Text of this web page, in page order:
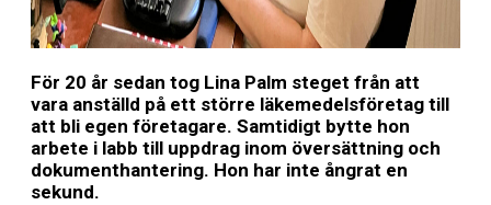
För 20 år sedan tog Lina Palm steget från att
vara anställd på ett större läkemedelsföretag till
att bli egen företagare. Samtidigt bytte hon
arbete i labb till uppdrag inom översättning och
dokumenthantering. Hon har inte ångrat en
sekund.